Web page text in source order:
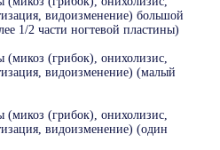
видоизменение) большой
1/2 части ногтевой пластины)
(микоз (грибок), онихолизис,
видоизменение) (малый
(микоз (грибок), онихолизис,
видоизменение) (один